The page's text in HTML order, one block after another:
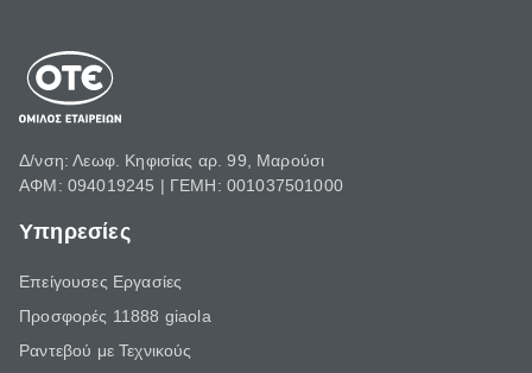
Δ/νση: Λεωφ. Κηφισίας αρ. 99, Μαρούσι
ΑΦΜ: 094019245 | ΓΕΜΗ: 001037501000
Υπηρεσίες
Επείγουσες Εργασίες
Προσφορές 11888 giaola
Ραντεβού με Τεχνικούς